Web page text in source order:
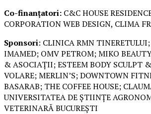
Co-finanțatori: C&C HOUSE
CORPORATION WEB DESIGN, CLIMA
Sponsori: CLINICA RMN
IMAMED; OMV PETROM; MIKO
& ASOCIAȚII; ESTEEM BODY SCULPT
VOLARE; MERLIN’S; DOWNTOWN
BASARAB; THE COFFEE HOUSE;
UNIVERSITATEA DE ȘTIINȚE
VETERINARĂ BUCUREȘTI